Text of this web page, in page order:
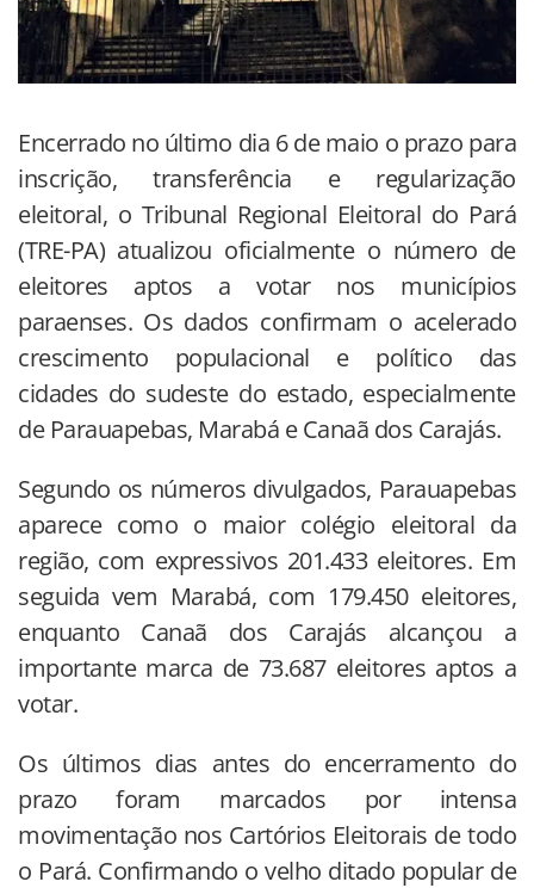
Encerrado no último dia 6 de maio o prazo para
inscrição, transferência e regularização
eleitoral, o Tribunal Regional Eleitoral do Pará
(TRE-PA) atualizou oficialmente o número de
eleitores aptos a votar nos municípios
paraenses. Os dados confirmam o acelerado
crescimento populacional e político das
cidades do sudeste do estado, especialmente
de Parauapebas, Marabá e Canaã dos Carajás.
Segundo os números divulgados, Parauapebas
aparece como o maior colégio eleitoral da
região, com expressivos 201.433 eleitores. Em
seguida vem Marabá, com 179.450 eleitores,
enquanto Canaã dos Carajás alcançou a
importante marca de 73.687 eleitores aptos a
votar.
Os últimos dias antes do encerramento do
prazo foram marcados por intensa
movimentação nos Cartórios Eleitorais de todo
o Pará. Confirmando o velho ditado popular de